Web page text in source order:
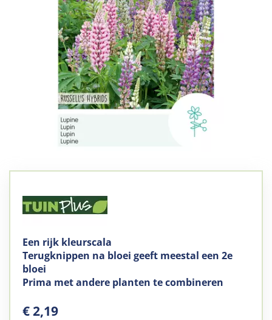
Een rijk kleurscala
Terugknippen na bloei geeft meestal een 2e
bloei
Prima met andere planten te combineren
€2,19